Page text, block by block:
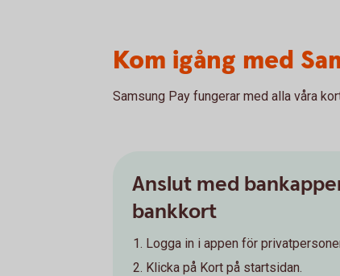
Kom igång med
Samsung Pay fungerar med alla våra
Anslut med
bankkort
Logga in i appen för
Klicka på Kort på startsidan.